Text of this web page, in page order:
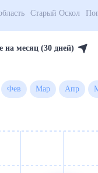
область
на месяц (30 дней)
Фев Мар